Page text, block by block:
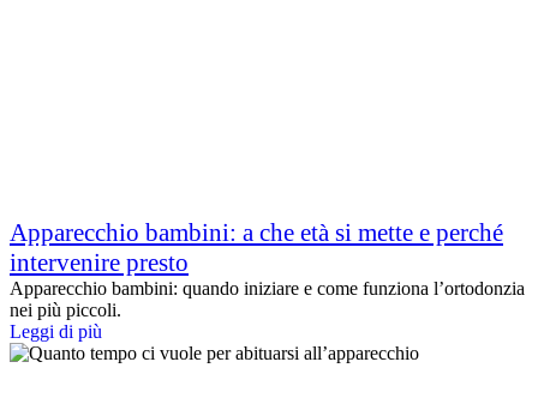
Apparecchio bambini: a che età si mette e perché
intervenire presto
Apparecchio bambini: quando iniziare e come funziona l’ortodonzia
nei più piccoli.
Leggi di più